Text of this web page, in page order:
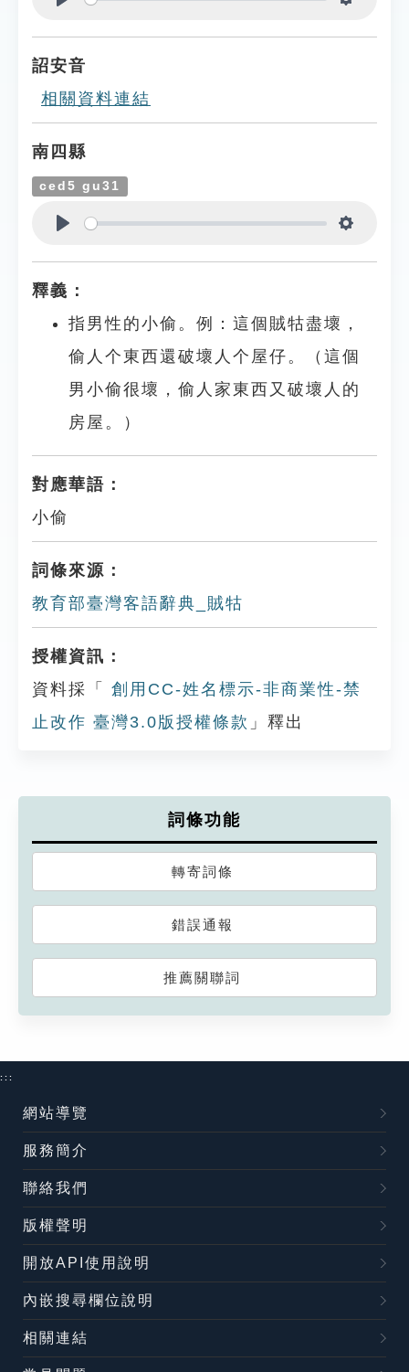
詔安音
相關資料連結
南四縣
ced5 gu31
釋義：
指男性的小偷。例：這個賊牯盡壞，
偷人个東西還破壞人个屋仔。（這個
男小偷很壞，偷人家東西又破壞人的
房屋。）
對應華語：
小偷
詞條來源：
教育部臺灣客語辭典_賊牯
授權資訊：
資料採「
創用CC-姓名標示-非商業性-禁
止改作 臺灣3.0版授權條款 」釋出
詞條功能
轉寄詞條
錯誤通報
推薦關聯詞
:::
網站導覽
服務簡介
聯絡我們
版權聲明
開放API使用說明
內嵌搜尋欄位說明
相關連結